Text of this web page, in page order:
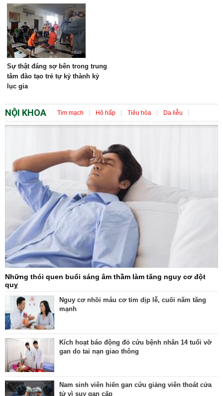
Sự thật đáng sợ bên trong trung
tâm đào tạo trẻ tự kỷ thành kỷ
lục gia
NỘI KHOA Tim mạch Hô hấp Tiêu hóa Da liễu
Những thói quen buổi sáng âm thầm làm tăng nguy cơ đột
quỵ
Nguy cơ nhồi máu cơ tim dịp lễ, cuối năm tăng
mạnh
Kích hoạt báo động đỏ cứu bệnh nhân 14 tuổi vỡ
gan do tai nạn giao thông
Nam sinh viên hiến gan cứu giảng viên thoát cửa
tử vì suy gan cấp